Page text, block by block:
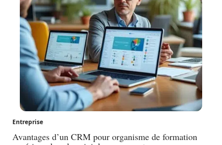
Entreprise
Avantages d’un CRM pour organisme de formation